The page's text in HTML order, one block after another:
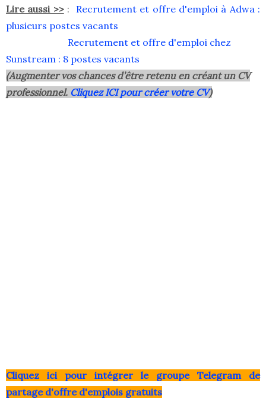
Lire aussi >>: Recrutement et offre d'emploi à Adwa :
plusieurs postes vacants
Recrutement et offre d'emploi chez
Sunstream : 8 postes vacants
(Augmenter vos chances d’être retenu en créant un CV
professionnel. Cliquez ICI pour créer votre CV)
Cliquez ici pour intégrer le groupe Telegram de
partage d'offre d'emplois gratuits